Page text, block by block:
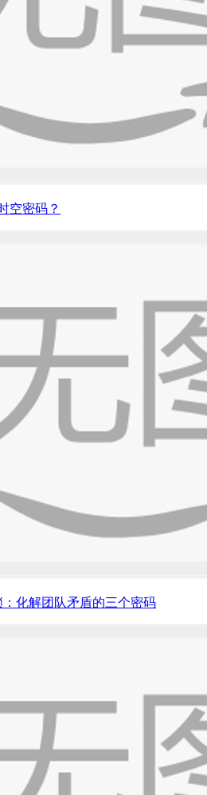
空密码？
化解团队矛盾的三个密码